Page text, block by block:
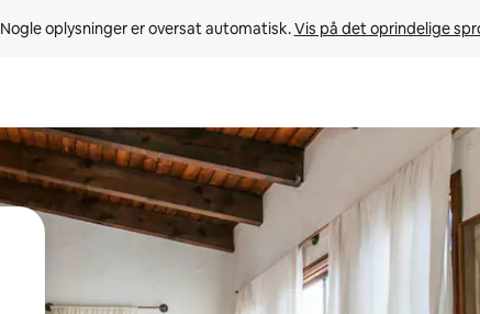
Nogle oplysninger er oversat automatisk. Vis på det oprindelige